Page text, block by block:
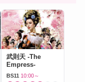
武則天 -The
Empress-
BS11 10:00～